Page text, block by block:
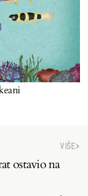
VIŠE
ostavio na